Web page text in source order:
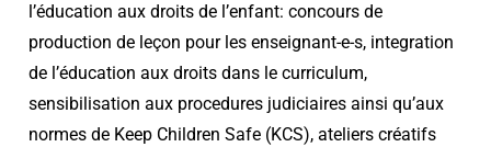
l’éducation aux droits de l’enfant: concours de
production de leçon pour les enseignant-e-s, integration
de l’éducation aux droits dans le curriculum,
sensibilisation aux procedures judiciaires ainsi qu’aux
normes de Keep Children Safe (KCS), ateliers créatifs